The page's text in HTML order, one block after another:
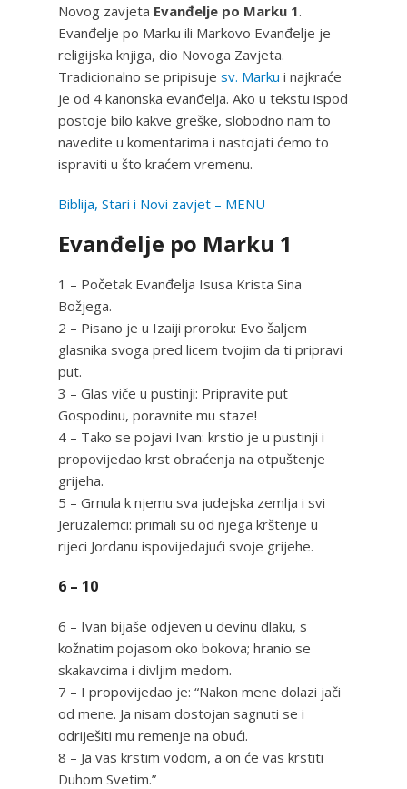
Novog zavjeta Evanđelje po Marku 1.
Evanđelje po Marku ili Markovo Evanđelje je
religijska knjiga, dio Novoga Zavjeta.
Tradicionalno se pripisuje sv. Marku i najkraće
je od 4 kanonska evanđelja. Ako u tekstu ispod
postoje bilo kakve greške, slobodno nam to
navedite u komentarima i nastojati ćemo to
ispraviti u što kraćem vremenu.
Biblija, Stari i Novi zavjet – MENU
Evanđelje po Marku 1
1 – Početak Evanđelja Isusa Krista Sina
Božjega.
2 – Pisano je u Izaiji proroku: Evo šaljem
glasnika svoga pred licem tvojim da ti pripravi
put.
3 – Glas viče u pustinji: Pripravite put
Gospodinu, poravnite mu staze!
4 – Tako se pojavi Ivan: krstio je u pustinji i
propovijedao krst obraćenja na otpuštenje
grijeha.
5 – Grnula k njemu sva judejska zemlja i svi
Jeruzalemci: primali su od njega krštenje u
rijeci Jordanu ispovijedajući svoje grijehe.
6 – 10
6 – Ivan bijaše odjeven u devinu dlaku, s
kožnatim pojasom oko bokova; hranio se
skakavcima i divljim medom.
7 – I propovijedao je: “Nakon mene dolazi jači
od mene. Ja nisam dostojan sagnuti se i
odriješiti mu remenje na obući.
8 – Ja vas krstim vodom, a on će vas krstiti
Duhom Svetim.”